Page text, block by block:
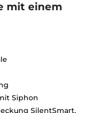
mit einem
Siphon
SilentSmart,